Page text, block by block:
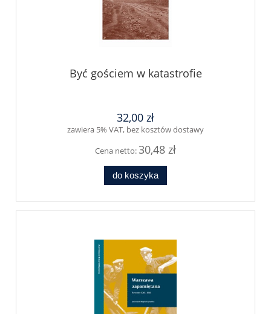
Być gościem w katastrofie
32,00 zł
zawiera 5% VAT, bez kosztów dostawy
Cena netto:30,48 zł
do koszyka